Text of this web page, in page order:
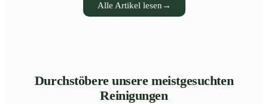
Alle Artikel lesen →
Durchstöbere unsere meistgesuchten
Reinigungen